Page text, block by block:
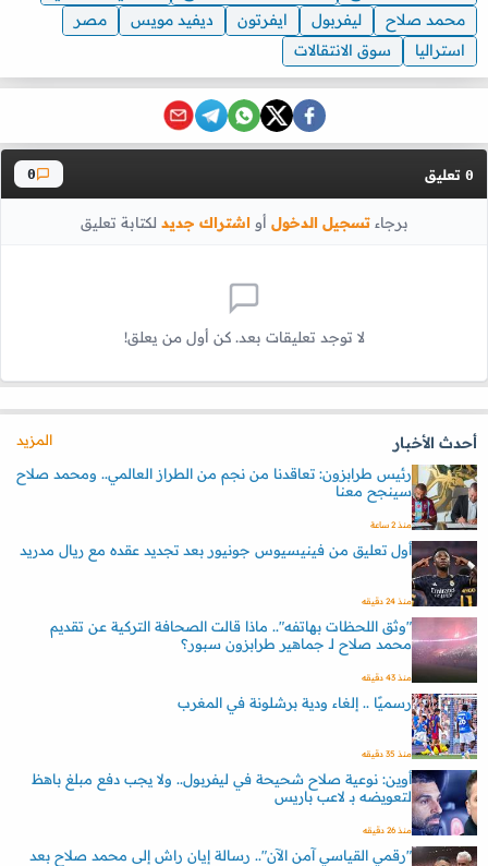
محمد صلاح
ليفربول ايفرتون ديفيد مويس
مصر
استراليا
سوق الانتقالات
0 تعليق 0
برجاءتسجيل الدخول أواشتراك جديد لكتابة تعليق
لا توجد تعليقات بعد. كن أول من يعلق!
أحدث الأخبار
المزيد
رئيس طرابزون: تعاقدنا من نجم من الطراز العالمي.. ومحمد صلاح
سينجح معنا
منذ 2 ساعة
أول تعليق من فينيسيوس جونيور بعد تجديد عقده مع ريال مدريد
منذ 24 دقيقه
"وثق اللحظات بهاتفه".. ماذا قالت الصحافة التركية عن تقديم
محمد صلاح لـ جماهير طرابزون سبور؟
منذ 43 دقيقه
رسميًا .. إلغاء ودية برشلونة في المغرب
منذ 35 دقيقه
أوين: نوعية صلاح شحيحة في ليفربول.. ولا يجب دفع مبلغ باهظ
لتعويضه بـ لاعب باريس
منذ 26 دقيقه
"رقمي القياسي آمن الآن".. رسالة إيان راش إلى محمد صلاح بعد